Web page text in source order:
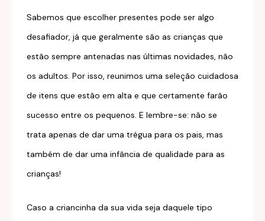
Sabemos que escolher presentes pode ser algo
desafiador, já que geralmente são as crianças que
estão sempre antenadas nas últimas novidades, não
os adultos. Por isso, reunimos uma seleção cuidadosa
de itens que estão em alta e que certamente farão
sucesso entre os pequenos. E lembre-se: não se
trata apenas de dar uma trégua para os pais, mas
também de dar uma infância de qualidade para as
crianças!
Caso a criancinha da sua vida seja daquele tipo